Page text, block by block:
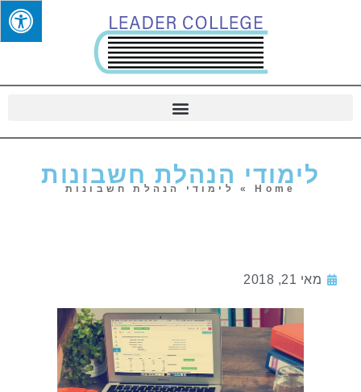
לימודי הנהלת חשבונות
Home
» לימודי הנהלת חשבונות
מאי 21, 2018